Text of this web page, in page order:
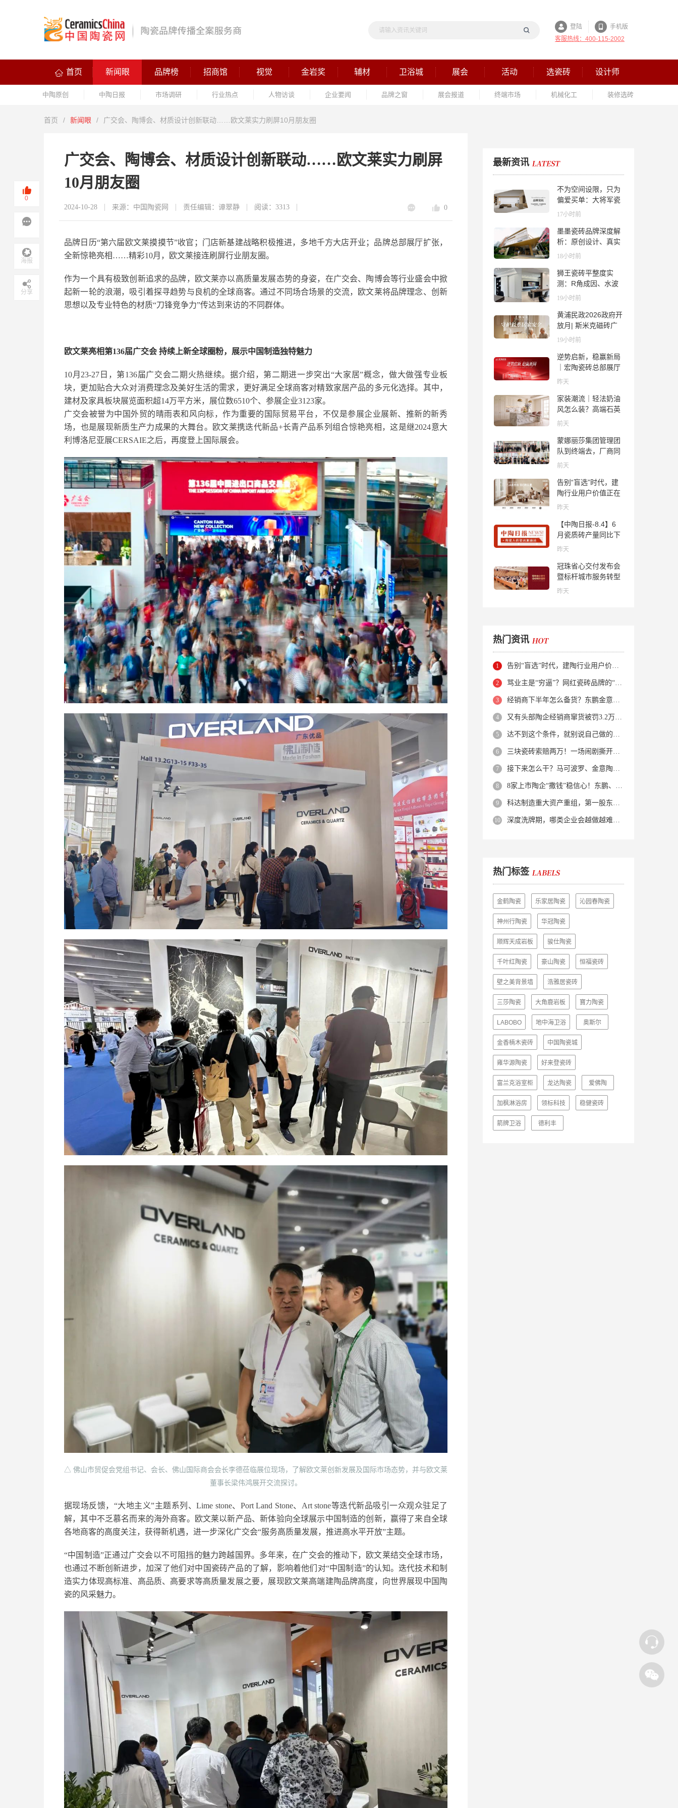
登陆
手机版
客服热线：400-115-2002
首页 新闻眼 品牌榜 招商馆 视觉 金岩奖 辅材 卫浴城 展会 活动 选瓷砖 设计师
中陶原创 中陶日报 市场调研 行业热点 人物访谈 企业要闻 品牌之窗 展会报道 终端市场 机械化工 装修选砖
首页 / 新闻眼 / 广交会、陶博会、材质设计创新联动……欧文莱实力刷屏10月朋友圈
广交会、陶博会、材质设计创新联动……欧文莱实力刷屏
10月朋友圈
2024-10-28 来源：中国陶瓷网 责任编辑：谭翠静 阅读：3313 0
品牌日历“第六届欧文莱摸摸节”收官；门店新基建战略积极推进，多地千方大店开业；品牌总部展厅扩张，
全新惊艳亮相……精彩10月，欧文莱接连刷屏行业朋友圈。
作为一个具有极致创新追求的品牌，欧文莱亦以高质量发展态势的身姿，在广交会、陶博会等行业盛会中掀
起新一轮的浪潮，吸引着探寻趋势与良机的全球商客。通过不同场合场景的交流，欧文莱将品牌理念、创新
思想以及专业特色的材质“刀锋竞争力”传达到来访的不同群体。
欧文莱亮相第136届广交会 持续上新全球圈粉，展示中国制造独特魅力
10月23-27日，第136届广交会二期火热继续。据介绍，第二期进一步突出“大家居”概念，做大做强专业板
块，更加贴合大众对消费理念及美好生活的需求，更好满足全球商客对精致家居产品的多元化选择。其中，
建材及家具板块展览面积超14万平方米，展位数6510个、参展企业3123家。
广交会被誉为中国外贸的晴雨表和风向标，作为重要的国际贸易平台，不仅是参展企业展新、推新的新秀
场，也是展现新质生产力成果的大舞台。欧文莱携迭代新品+长青产品系列组合惊艳亮相，这是继2024意大
利博洛尼亚展CERSAIE之后，再度登上国际展会。
△ 佛山市贸促会党组书记、会长、佛山国际商会会长李德莅临展位现场，了解欧文莱创新发展及国际市场态势，并与欧文莱
董事长梁伟鸿展开交流探讨。
据现场反馈，“大地主义”主题系列、Lime stone、Port Land Stone、Art stone等迭代新品吸引一众观众驻足了
解，其中不乏慕名而来的海外商客。欧文莱以新产品、新体验向全球展示中国制造的创新，赢得了来自全球
各地商客的高度关注，获得新机遇，进一步深化广交会“服务高质量发展，推进高水平开放”主题。
“中国制造”正通过广交会以不可阻挡的魅力跨越国界。多年来，在广交会的推动下，欧文莱结交全球市场，
也通过不断创新进步，加深了他们对中国瓷砖产品的了解，影响着他们对“中国制造”的认知。迭代技术和制
造实力体现高标准、高品质、高要求等高质量发展之要，展现欧文莱高端建陶品牌高度，向世界展现中国陶
瓷的风采魅力。
最新资讯
不为空间设限，只为
偏爱买单：大将军瓷
砖解锁“高级哑”人居
17小时前
墨墨瓷砖品牌深度解
析：原创设计、真实
质感与市场口碑全览
18小时前
狮王瓷砖平整度实
测：R角成因、水波
纹真相、辊棒印解析
19小时前
黄浦民政2026政府开
放月| 斯米克磁砖广
场适老化体验中心正
19小时前
逆势启新，稳赢新局
｜宏陶瓷砖总部展厅
焕新升级开工大吉
昨天
家装潮流｜轻法奶油
风怎么装？高端石英
石品牌法萨石，打造
前天
蒙娜丽莎集团管理团
队到终端去，厂商同
心找到市场的答案
前天
告别“盲选”时代，建
陶行业用户价值正在
被改写！
昨天
【中陶日报-8.4】6
月瓷质砖产量同比下
降超10％；2家中国
ARCHIDEX 2026石
材展；东鹏已斥资
4852万回购股份；方
昨天
冠珠省心交付发布会
暨标杆城市服务转型
集训会圆满举行
昨天
热门资讯
告别“盲选”时代，建陶行业用户价值正在被改写！
骂业主是“穷逼”？网红瓷砖品牌的“真实面目”被揭开了！
经销商下半年怎么备货？东鹏金意陶马可波罗等10大品牌集体亮剑
又有头部陶企经销商窜货被罚3.2万！品牌区域保护岌岌可危？
达不到这个条件，就别说自己做的是质感砖！
三块瓷砖索赔两万！一场闹剧撕开了装修“碰瓷”的遮羞布
接下来怎么干？马可波罗、金意陶、蒙娜丽莎、箭牌、欧神诺、宏宇…
8家上市陶企“撒钱”稳信心！东鹏、蒙娜丽莎等启动回购增持
科达制造重大资产重组，第一股东易主！
深度洗牌期，哪类企业会越做越难？哪类企业能逆势突围？
热门标签
金鹤陶瓷 乐家居陶瓷 沁园春陶瓷
神州行陶瓷 华冠陶瓷
顺辉天成岩板 骏仕陶瓷
千叶红陶瓷 豪山陶瓷 恒福瓷砖
壁之美背景墙 浩雅居瓷砖
三莎陶瓷 大角鹿岩板 寶力陶瓷
LABOBO 地中海卫浴 奥斯尔
金香楠木瓷砖 中国陶瓷城
雍华源陶瓷 好来登瓷砖
富兰克浴室柜 龙达陶瓷 爱佛陶
加枫淋浴房 领标科技 稳健瓷砖
箭牌卫浴 德利丰
0
海报
分享